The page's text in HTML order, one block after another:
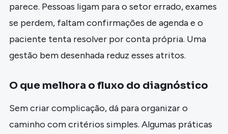
parece. Pessoas ligam para o setor errado, exames
se perdem, faltam confirmações de agenda e o
paciente tenta resolver por conta própria. Uma
gestão bem desenhada reduz esses atritos.
O que melhora o fluxo do diagnóstico
Sem criar complicação, dá para organizar o
caminho com critérios simples. Algumas práticas